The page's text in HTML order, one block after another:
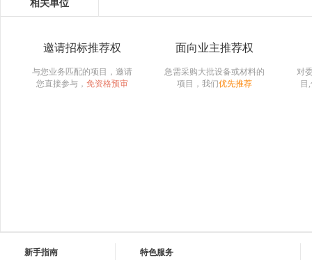
相关单位
邀请招标推荐权
与您业务匹配的项目，邀请
您直接参与， 免资格预审
面向业主推荐权
急需采购大批设备或材料的
项目，我们优先推荐
对
目
新手指南 特色服务